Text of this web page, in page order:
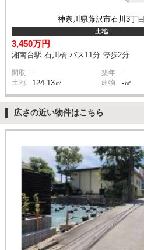
神奈川県藤沢市石川3丁目
土地
3,450万円
湘南台駅 石川橋 バス11分 停歩2分
間取 - 築年 -
土地 124.13㎡ 建物 -㎡
広さの近い物件はこちら